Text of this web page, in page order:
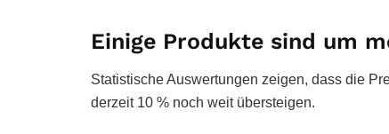
Einige Produkte sind um
Statistische Auswertungen zeigen, dass die
derzeit 10 % noch weit übersteigen.